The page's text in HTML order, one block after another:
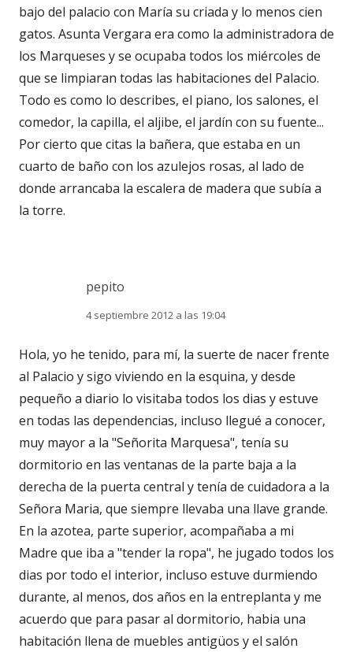
bajo del palacio con María su criada y lo menos cien
gatos. Asunta Vergara era como la administradora de
los Marqueses y se ocupaba todos los miércoles de
que se limpiaran todas las habitaciones del Palacio.
Todo es como lo describes, el piano, los salones, el
comedor, la capilla, el aljibe, el jardín con su fuente...
Por cierto que citas la bañera, que estaba en un
cuarto de baño con los azulejos rosas, al lado de
donde arrancaba la escalera de madera que subía a
la torre.
pepito
4 septiembre 2012 a las 19:04
Hola, yo he tenido, para mí, la suerte de nacer frente
al Palacio y sigo viviendo en la esquina, y desde
pequeño a diario lo visitaba todos los dias y estuve
en todas las dependencias, incluso llegué a conocer,
muy mayor a la "Señorita Marquesa", tenía su
dormitorio en las ventanas de la parte baja a la
derecha de la puerta central y tenía de cuidadora a la
Señora Maria, que siempre llevaba una llave grande.
En la azotea, parte superior, acompañaba a mi
Madre que iba a "tender la ropa", he jugado todos los
dias por todo el interior, incluso estuve durmiendo
durante, al menos, dos años en la entreplanta y me
acuerdo que para pasar al dormitorio, habia una
habitación llena de muebles antigüos y el salón